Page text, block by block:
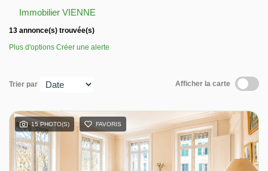
Nos avis
Contact
Immobilier VIENNE
13 annonce(s) trouvée(s)
Plus d'options Créer une alerte
Trier par Afficher la carte
15 PHOTO(S) FAVORIS